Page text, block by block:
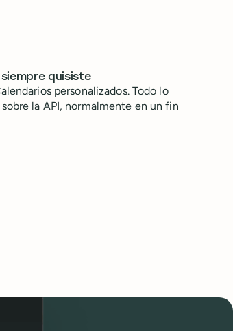
quisiste
personalizados. Todo lo
la API, normalmente en un fin